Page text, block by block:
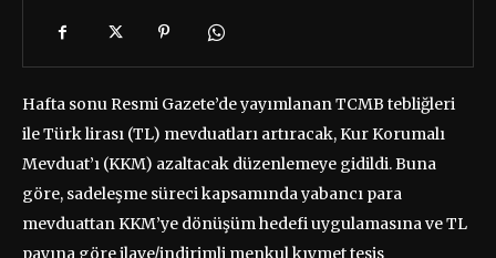
Hafta sonu Resmi Gazete’de yayımlanan TCMB tebliğleri
ile Türk lirası (TL) mevduatları artıracak, Kur Korumalı
Mevduat’ı (KKM) azaltacak düzenlemeye gidildi. Buna
göre, sadeleşme süreci kapsamında yabancı para
mevduattan KKM’ye dönüşüm hedefi uygulamasına ve TL
payına göre ilave/indirimli menkul kıymet tesis